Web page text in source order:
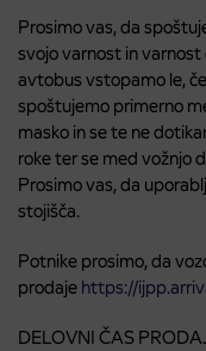
Prosimo vas, da
svojo varnost in
avtobus vstopamo le,
spoštujemo primerno
masko in se te ne
roke ter se med vožnjo
Prosimo vas, da
stojišča.
Potnike prosimo, da
prodaje https://
DELOVNI ČAS